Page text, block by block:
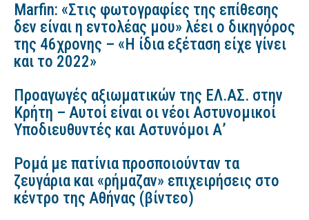
Marfin: «Στις φωτογραφίες της επίθεσης
δεν είναι η εντολέας μου» λέει ο δικηγόρος
της 46χρονης – «Η ίδια εξέταση είχε γίνει
και το 2022»
Προαγωγές αξιωματικών της ΕΛ.ΑΣ. στην
Κρήτη – Αυτοί είναι οι νέοι Αστυνομικοί
Υποδιευθυντές και Αστυνόμοι Α’
Ρομά με πατίνια προσποιούνταν τα
ζευγάρια και «ρήμαζαν» επιχειρήσεις στο
κέντρο της Αθήνας (βίντεο)